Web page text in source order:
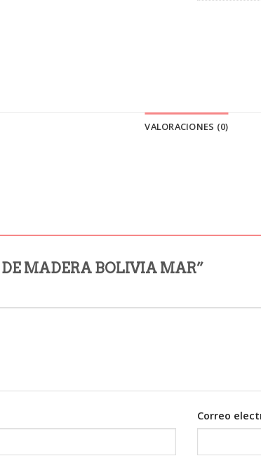
VALORACIONES (0)
MADERA BOLIVIA MAR”
Correo